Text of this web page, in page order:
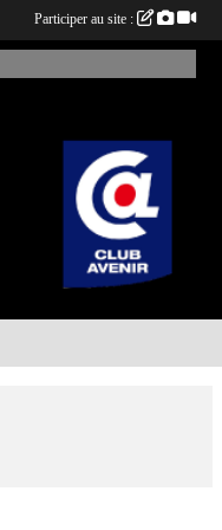
Participer au site :